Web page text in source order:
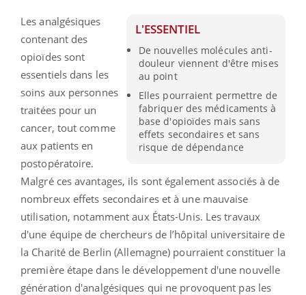
L'ESSENTIEL
De nouvelles molécules anti-
douleur viennent d'être mises
au point
Elles pourraient permettre de
fabriquer des médicaments à
base d'opioïdes mais sans
effets secondaires et sans
risque de dépendance
Les analgésiques
contenant des
opioïdes sont
essentiels dans les
soins aux personnes
traitées pour un
cancer, tout comme
aux patients en
postopératoire.
Malgré ces avantages, ils sont également associés à de
nombreux effets secondaires et à une mauvaise
utilisation, notamment aux États-Unis. Les travaux
d'une équipe de chercheurs de l’hôpital universitaire de
la Charité de Berlin (Allemagne) pourraient constituer la
première étape dans le développement d'une nouvelle
génération d'analgésiques qui ne provoquent pas les